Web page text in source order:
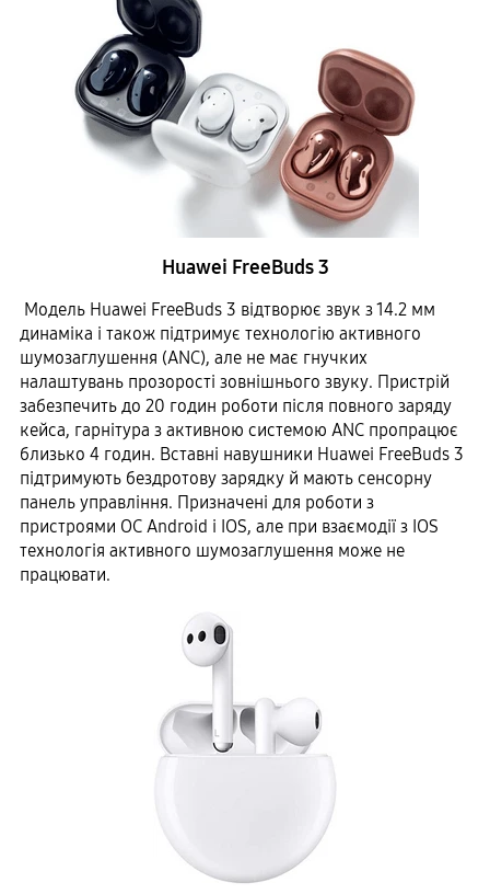
Huawei FreeBuds 3
Модель Huawei FreeBuds 3 відтворює звук з 14.2 мм
динаміка і також підтримує технологію активного
шумозаглушення (ANC), але не має гнучких
налаштувань прозорості зовнішнього звуку. Пристрій
забезпечить до 20 годин роботи після повного заряду
кейса, гарнітура з активною системою ANC пропрацює
близько 4 годин. Вставні навушники Huawei FreeBuds 3
підтримують бездротову зарядку й мають сенсорну
панель управління. Призначені для роботи з
пристроями ОС Android і IOS, але при взаємодії з IOS
технологія активного шумозаглушення може не
працювати.